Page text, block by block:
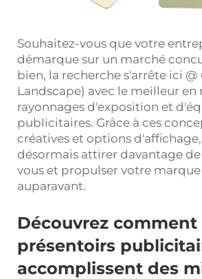
Souhaitez-vous que votre
démarque sur un marché
bien, la recherche s'arrête ici
Landscape) avec le meilleur en
rayonnages d'exposition et
publicitaires. Grâce à ces
créatives et options
désormais attirer davantage
vous et propulser votre
auparavant.
Découvrez comment
présentoirs
accomplissent des